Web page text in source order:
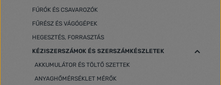
FÚRÓK ÉS CSAVAROZÓK
FŰRÉSZ ÉS VÁGÓGÉPEK
HEGESZTÉS, FORRASZTÁS
KÉZISZERSZÁMOK ÉS SZERSZÁMKÉSZLETEK
AKKUMULÁTOR ÉS TÖLTŐ SZETTEK
ANYAGHŐMÉRSÉKLET MÉRŐK